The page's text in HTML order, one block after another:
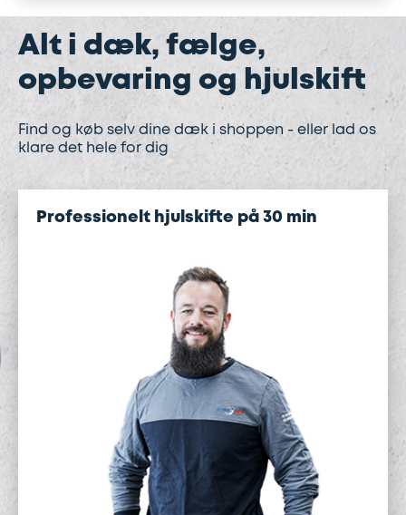
Alt i dæk, fælge,
opbevaring og hjulskift
Find og køb selv dine dæk i shoppen - eller lad os
klare det hele for dig
Professionelt hjulskifte på 30 min